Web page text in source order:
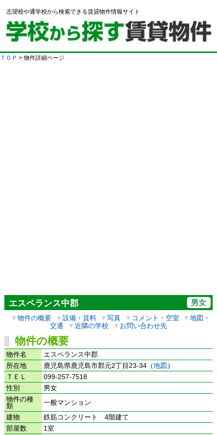
志望校や通学校から検索できる賃貸物件情報サイト
ＴＯＰ > 物件詳細ページ
エスペランス中郡 男女
▼物件の概要 ▼設備・賃料 ▼写真 ▼ コメント・空室 ▼地図・
交通
▼近隣の学校 ▼ お問い合わせ先
物件の概要
物件名
エスペランス中郡
所在地
鹿児島県鹿児島市郡元2丁目23-34（地図 ）
ＴＥＬ
099-257-7518
性別
男女
物件の種
類
一般マンション
建物
鉄筋コンクリート 4階建て
部屋数
1室